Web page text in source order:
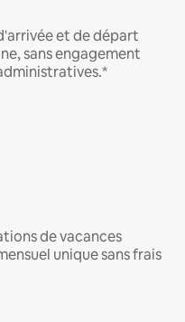
et de départ
sans engagement
de vacances
unique sans frais